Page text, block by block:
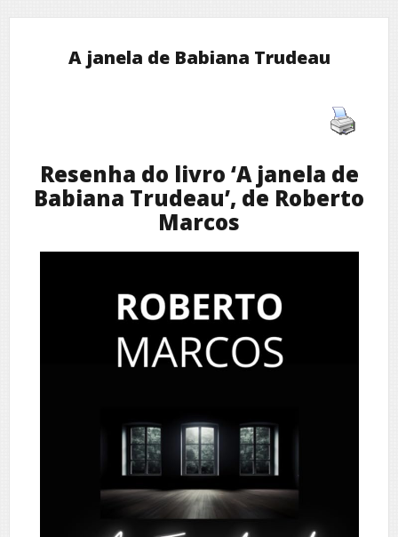
A janela de Babiana Trudeau
Resenha do livro ‘A janela de
Babiana Trudeau’, de Roberto
Marcos